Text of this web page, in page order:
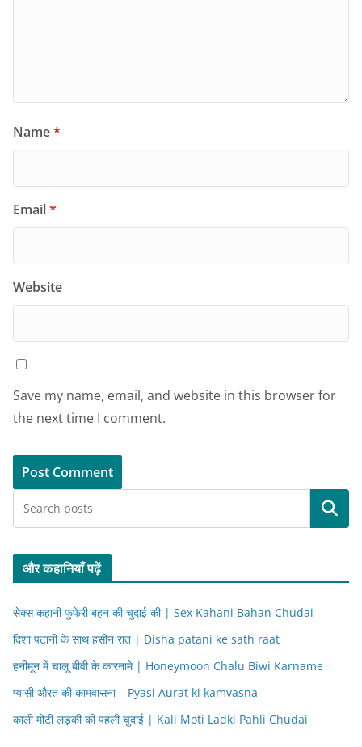
Name*
Email*
Website
Save my name, email, and website in this browser for
the next time I comment.
Search
और कहानियाँ पढ़ें
सेक्स कहानी फुफेरी बहन की चुदाई की | Sex Kahani Bahan Chudai
दिशा पटानी के साथ हसीन रात | Disha patani ke sath raat
हनीमून में चालू बीवी के कारनामे | Honeymoon Chalu Biwi Karname
प्यासी औरत की कामवासना – Pyasi Aurat ki kamvasna
काली मोटी लड़की की पहली चुदाई | Kali Moti Ladki Pahli Chudai